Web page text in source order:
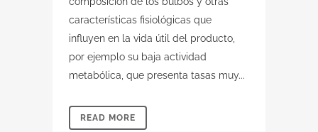
características fisiológicas que
influyen en la vida útil del producto,
por ejemplo su baja actividad
metabólica, que presenta tasas muy...
READ MORE